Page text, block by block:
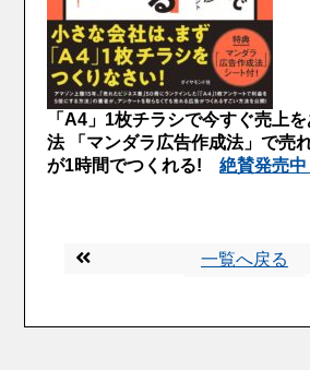
「A4」1枚チラシで今すぐ売上
法 「マンダラ広告作成法」で売
が1時間でつくれる!
絶賛発売中
一覧へ戻る